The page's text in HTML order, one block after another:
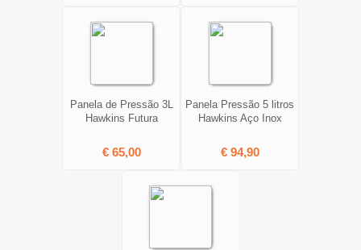
Panela de Pressão 3L
Hawkins Futura
€ 65,00
Panela Pressão 5 litros
Hawkins Aço Inox
€ 94,90